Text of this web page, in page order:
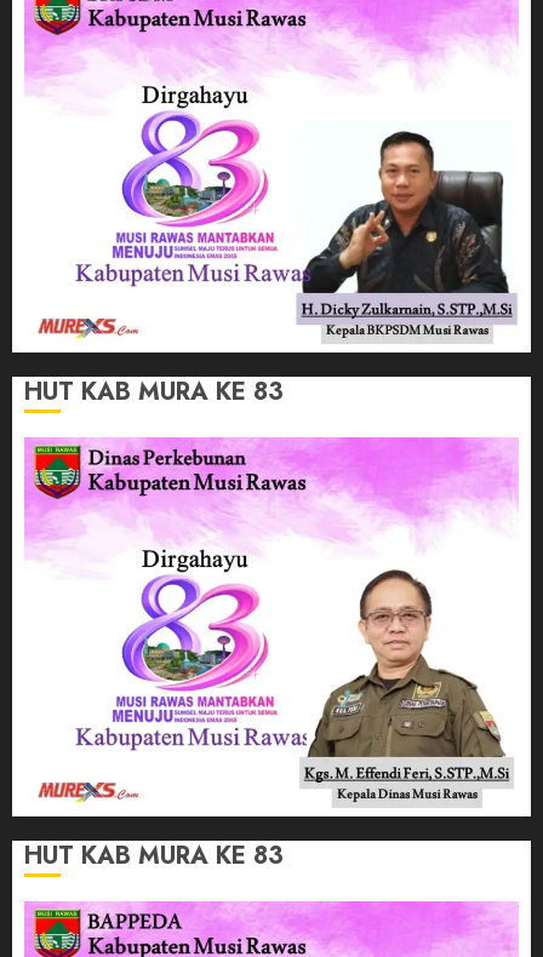
HUT KAB MURA KE 83
HUT KAB MURA KE 83